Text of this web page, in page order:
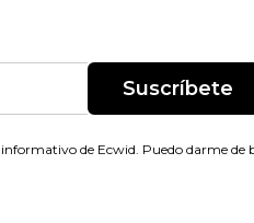
Suscríbete
de Ecwid. Puedo darme de